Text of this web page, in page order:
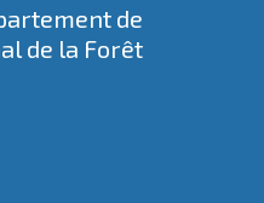
de
de la Forêt